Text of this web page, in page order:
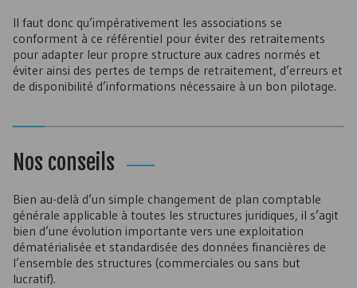
Il faut donc qu’impérativement les associations se
conforment à ce référentiel pour éviter des retraitements
pour adapter leur propre structure aux cadres normés et
éviter ainsi des pertes de temps de retraitement, d’erreurs et
de disponibilité d’informations nécessaire à un bon pilotage.
Nos conseils
Bien au-delà d’un simple changement de plan comptable
générale applicable à toutes les structures juridiques, il s’agit
bien d’une évolution importante vers une exploitation
dématérialisée et standardisée des données financières de
l’ensemble des structures (commerciales ou sans but
lucratif).